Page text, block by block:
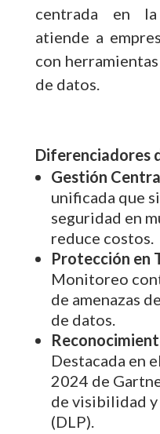
centrada en la
atiende a
con
de datos.
Diferenciadores
Gestión
unificada que
seguridad en
reduce costos.
Protección en
Monitoreo
de amenazas
de datos.
Destacada en
2024 de
de visibilidad
(DLP).